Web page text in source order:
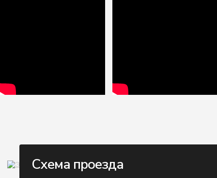
Схема проезда